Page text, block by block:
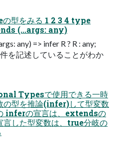
型をみる 1 2 3 4 type
(...args: any)
any) => infer R ? R : any;
を記述していることがわか
Typesで使用できる一時
の型を推論(infer)して型変数
inferの宣言は、extendsの
言した型変数は、true分岐の